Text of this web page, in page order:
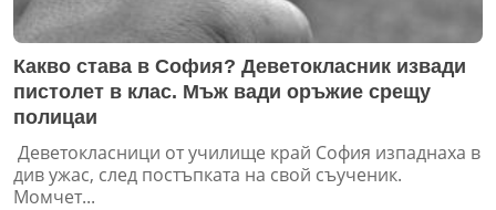
Какво става в София? Деветокласник извади
пистолет в клас. Мъж вади оръжие срещу
полицаи
Деветокласници от училище край София изпаднаха в
див ужас, след постъпката на свой съученик.
Момчет...